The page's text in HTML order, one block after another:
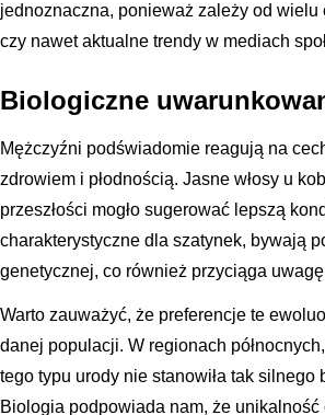
jednoznaczna, ponieważ zależy od
czy nawet aktualne trendy w mediach
Biologiczne
Mężczyźni podświadomie reagują na
zdrowiem i płodnością. Jasne włosy u
przeszłości mogło sugerować lepszą
charakterystyczne dla szatynek, bywają
genetycznej, co również przyciąga
Warto zauważyć, że preferencje te
danej populacji. W regionach
tego typu urody nie stanowiła tak
Biologia podpowiada nam, że